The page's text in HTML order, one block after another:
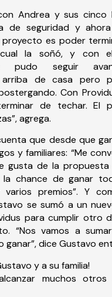
Andrea y sus cinco
de seguridad y
es poder
la soñó, y con
pudo seguir
arriba de casa pero
Con
de techar. El
agrega.
que desde que
y familiares: “Me
gusta de la
la chance de ganar
premios”. Y
se sumó a un
para cumplir otro
“Nos vamos a
dice Gustavo
y a su familia!
muchos